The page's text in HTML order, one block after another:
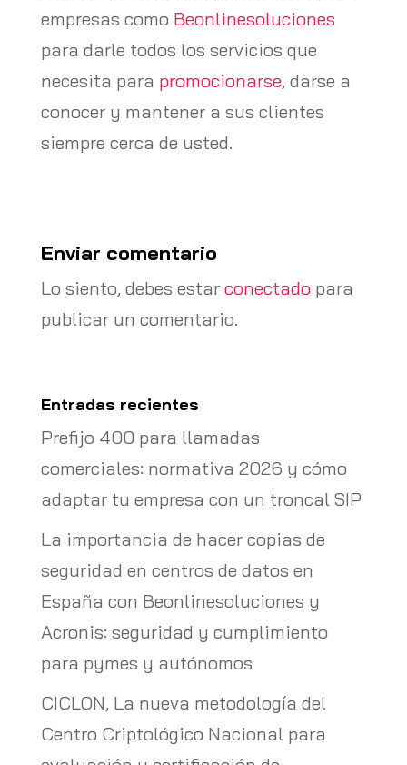
empresas como Beonlinesoluciones
para darle todos los servicios que
necesita para promocionarse, darse a
conocer y mantener a sus clientes
siempre cerca de usted.
Enviar comentario
Lo siento, debes estar conectadopara
publicar un comentario.
Entradas recientes
Prefijo 400 para llamadas
comerciales: normativa 2026 y cómo
adaptar tu empresa con un troncal SIP
La importancia de hacer copias de
seguridad en centros de datos en
España con Beonlinesoluciones y
Acronis: seguridad y cumplimiento
para pymes y autónomos
CICLON, La nueva metodología del
Centro Criptológico Nacional para